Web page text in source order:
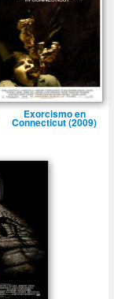
Exorcismo en
Connecticut (2009)